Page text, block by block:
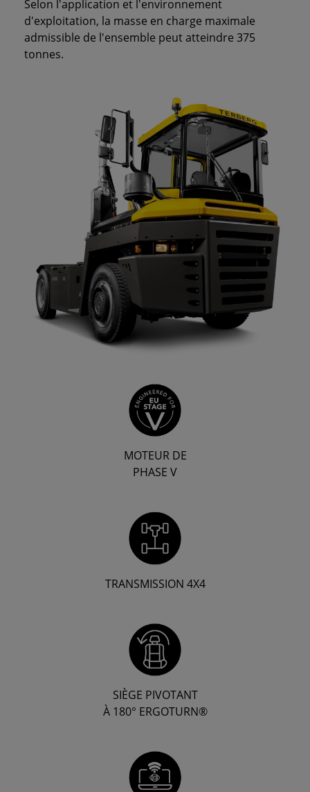
Selon l'application et l'environnement
d'exploitation, la masse en charge maximale
admissible de l'ensemble peut atteindre 375
tonnes.
MOTEUR DE
PHASE V
TRANSMISSION 4X4
SIÈGE PIVOTANT
À 180° ERGOTURN®